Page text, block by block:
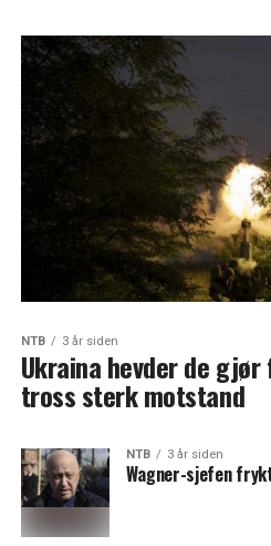
NTB 3 år siden
Ukraina hevder de
tross sterk motstand
NTB 3 år siden
Wagner-sjefen